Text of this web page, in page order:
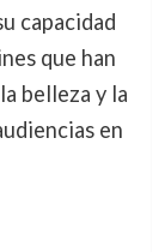
capacidad
que han
belleza y la
en